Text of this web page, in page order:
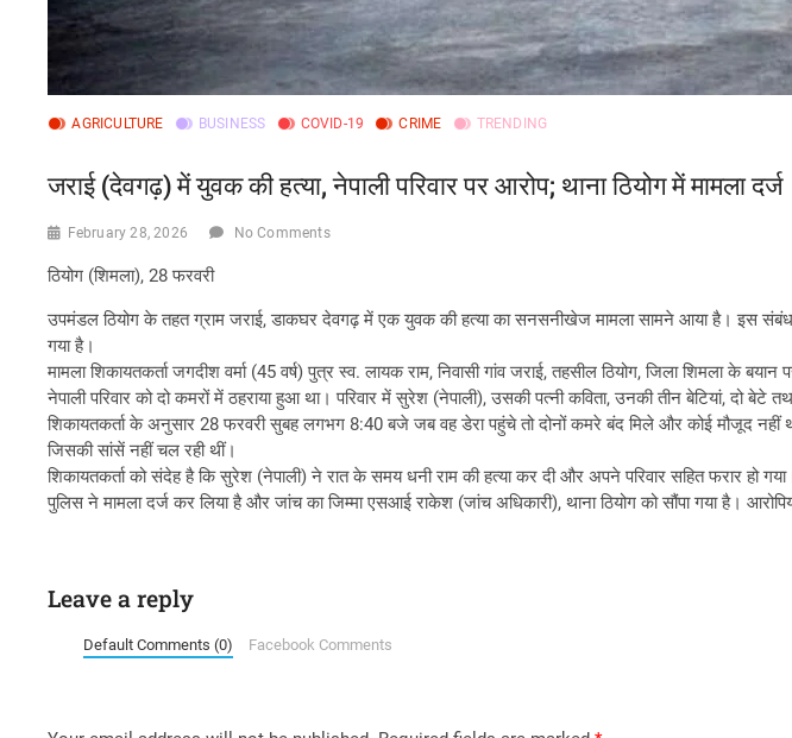
AGRICULTURE BUSINESS COVID-19 CRIME TRENDING
जराई (देवगढ़) में युवक की हत्या, नेपाली परिवार पर आरोप; थाना ठियोग में मामला दर्ज
February 28, 2026 No Comments
ठियोग (शिमला), 28 फरवरी
उपमंडल ठियोग के तहत ग्राम जराई, डाकघर देवगढ़ में एक युवक की हत्या का सनसनीखेज मामला सामने आया है। इस
गया है।
मामला शिकायतकर्ता जगदीश वर्मा (45 वर्ष) पुत्र स्व. लायक राम, निवासी गांव जराई, तहसील ठियोग, जिला शिमला के
नेपाली परिवार को दो कमरों में ठहराया हुआ था। परिवार में सुरेश (नेपाली), उसकी पत्नी कविता, उनकी तीन बेटियां, दो बेटे
शिकायतकर्ता के अनुसार 28 फरवरी सुबह लगभग 8:40 बजे जब वह डेरा पहुंचे तो दोनों कमरे बंद मिले और कोई मौजूद
जिसकी सांसें नहीं चल रही थीं।
शिकायतकर्ता को संदेह है कि सुरेश (नेपाली) ने रात के समय धनी राम की हत्या कर दी और अपने परिवार सहित फरार हो
पुलिस ने मामला दर्ज कर लिया है और जांच का जिम्मा एसआई राकेश (जांच अधिकारी), थाना ठियोग को सौंपा गया है।
Leave a reply
Default Comments (0) Facebook Comments